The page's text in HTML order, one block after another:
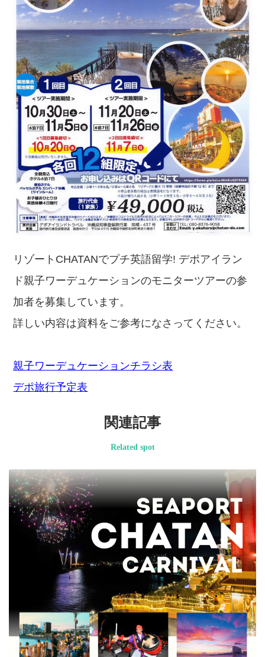
リゾートCHATANでプチ英語留学! デポアイラン
ド親⼦ワーデュケーションのモニターツアーの参
加者を募集しています。
詳しい内容は資料をご参考になさってください。
親子ワーデュケーションチラシ表
デポ旅行予定表
関連記事
Related spot